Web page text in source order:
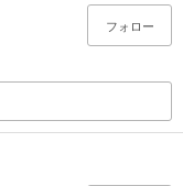
フォロー